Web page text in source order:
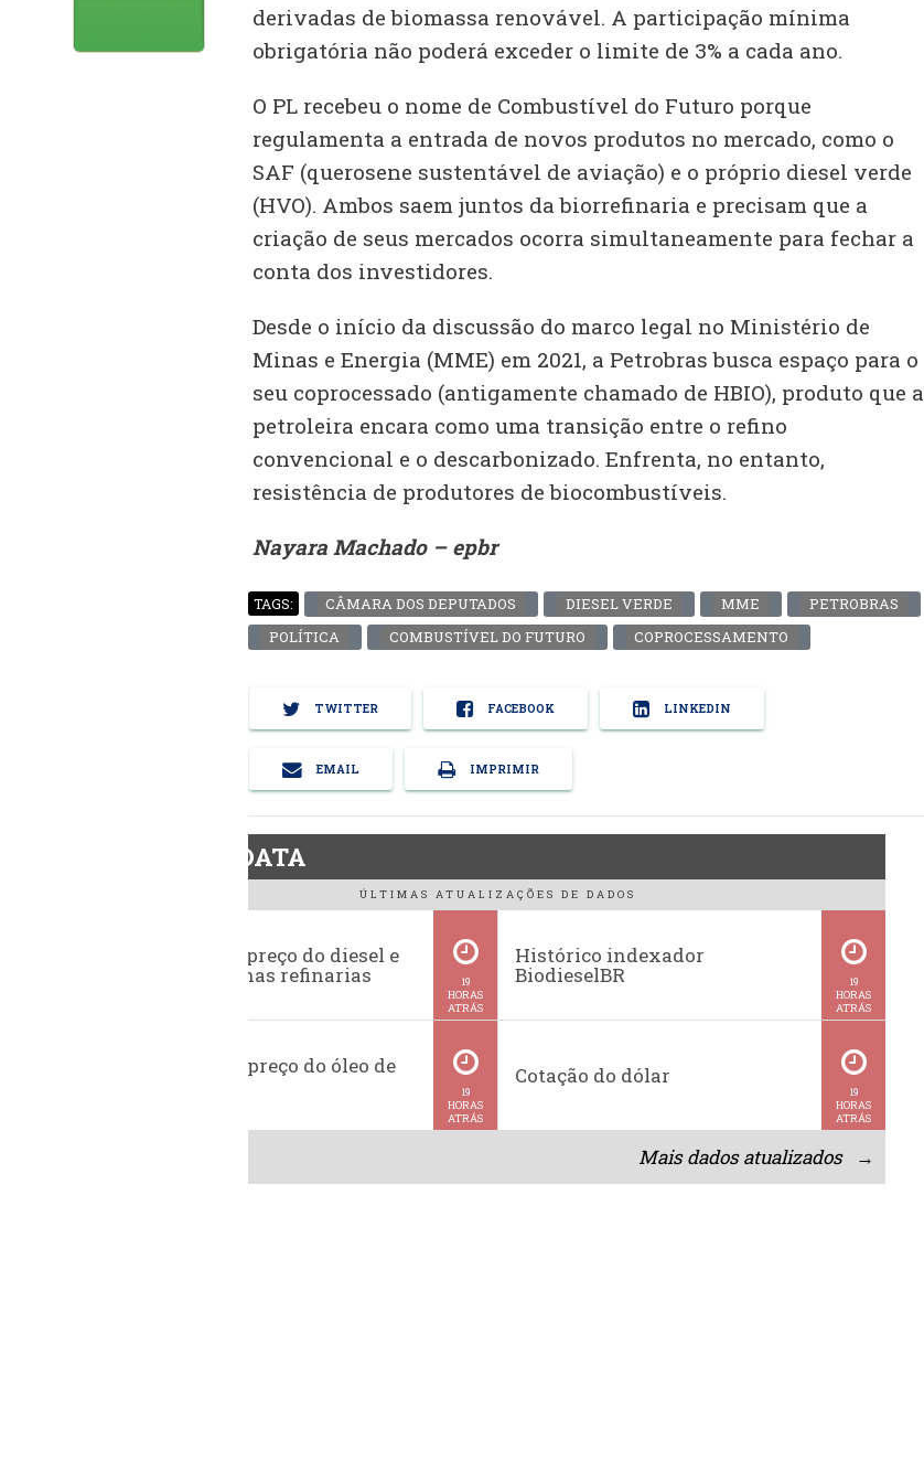
derivadas de biomassa renovável. A participação mínima
obrigatória não poderá exceder o limite de 3% a cada ano.
O PL recebeu o nome de Combustível do Futuro porque
regulamenta a entrada de novos produtos no mercado, como o
SAF (querosene sustentável de aviação) e o próprio diesel verde
(HVO). Ambos saem juntos da biorrefinaria e precisam que a
criação de seus mercados ocorra simultaneamente para fechar a
conta dos investidores.
Desde o início da discussão do marco legal no Ministério de
Minas e Energia (MME) em 2021, a Petrobras busca espaço para o
seu coprocessado (antigamente chamado de HBIO), produto que a
petroleira encara como uma transição entre o refino
convencional e o descarbonizado. Enfrenta, no entanto,
resistência de produtores de biocombustíveis.
Nayara Machado – epbr
TAGS: CÂMARA DOS DEPUTADOS DIESEL VERDE MME
PETROBRAS
POLÍTICA
COMBUSTÍVEL DO FUTURO COPROCESSAMENTO
TWITTER FACEBOOK LINKEDIN
EMAIL IMPRIMIR
BiodieselDATA
ÚLTIMAS ATUALIZAÇÕES DE DADOS
Evolução do preço do diesel e
da gasolina nas refinarias
19
HORAS
ATRÁS
Histórico indexador
BiodieselBR
19
HORAS
ATRÁS
Histórico do preço do óleo de
19
HORAS
ATRÁS
Cotação do dólar
19
HORAS
ATRÁS
Mais dados atualizados →